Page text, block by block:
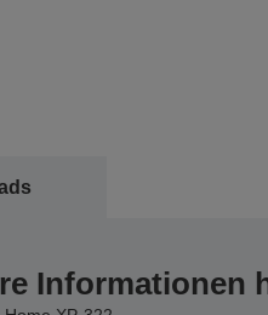
Informationen